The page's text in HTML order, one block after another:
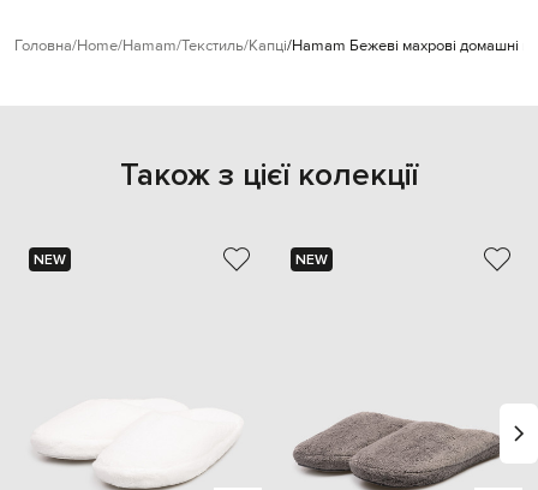
Головна Home Hamam Текстиль Капці Hamam Бежеві махрові домашні
Також з цієї колекції
NEW NEW